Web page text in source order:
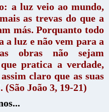
a luz veio ao mundo,
as trevas do que a
más. Porquanto todo
a luz e não vem para a
obras não sejam
pratica a verdade,
claro que as suas
João 3, 19-21)